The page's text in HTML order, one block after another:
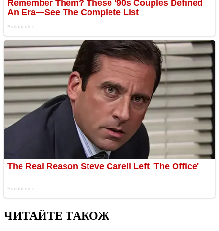
ЧИТАЙТЕ ТАКОЖ